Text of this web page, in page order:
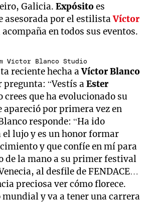
Galicia.Expósitoes
asesorada por el estilistaVíctor
en todos sus eventos.
Víctor Blanco Studio
reciente hecha aVíctor Blanco
“Vestís aEster
crees que ha evolucionado su
apareció por primera vez en
responde: “Ha ido
el lujo y es un honor formar
y que confíe en mí para
de la mano a su primer festival
al desfile de FENDACE…
preciosa ver cómo florece.
mundial y va a tener una carrera